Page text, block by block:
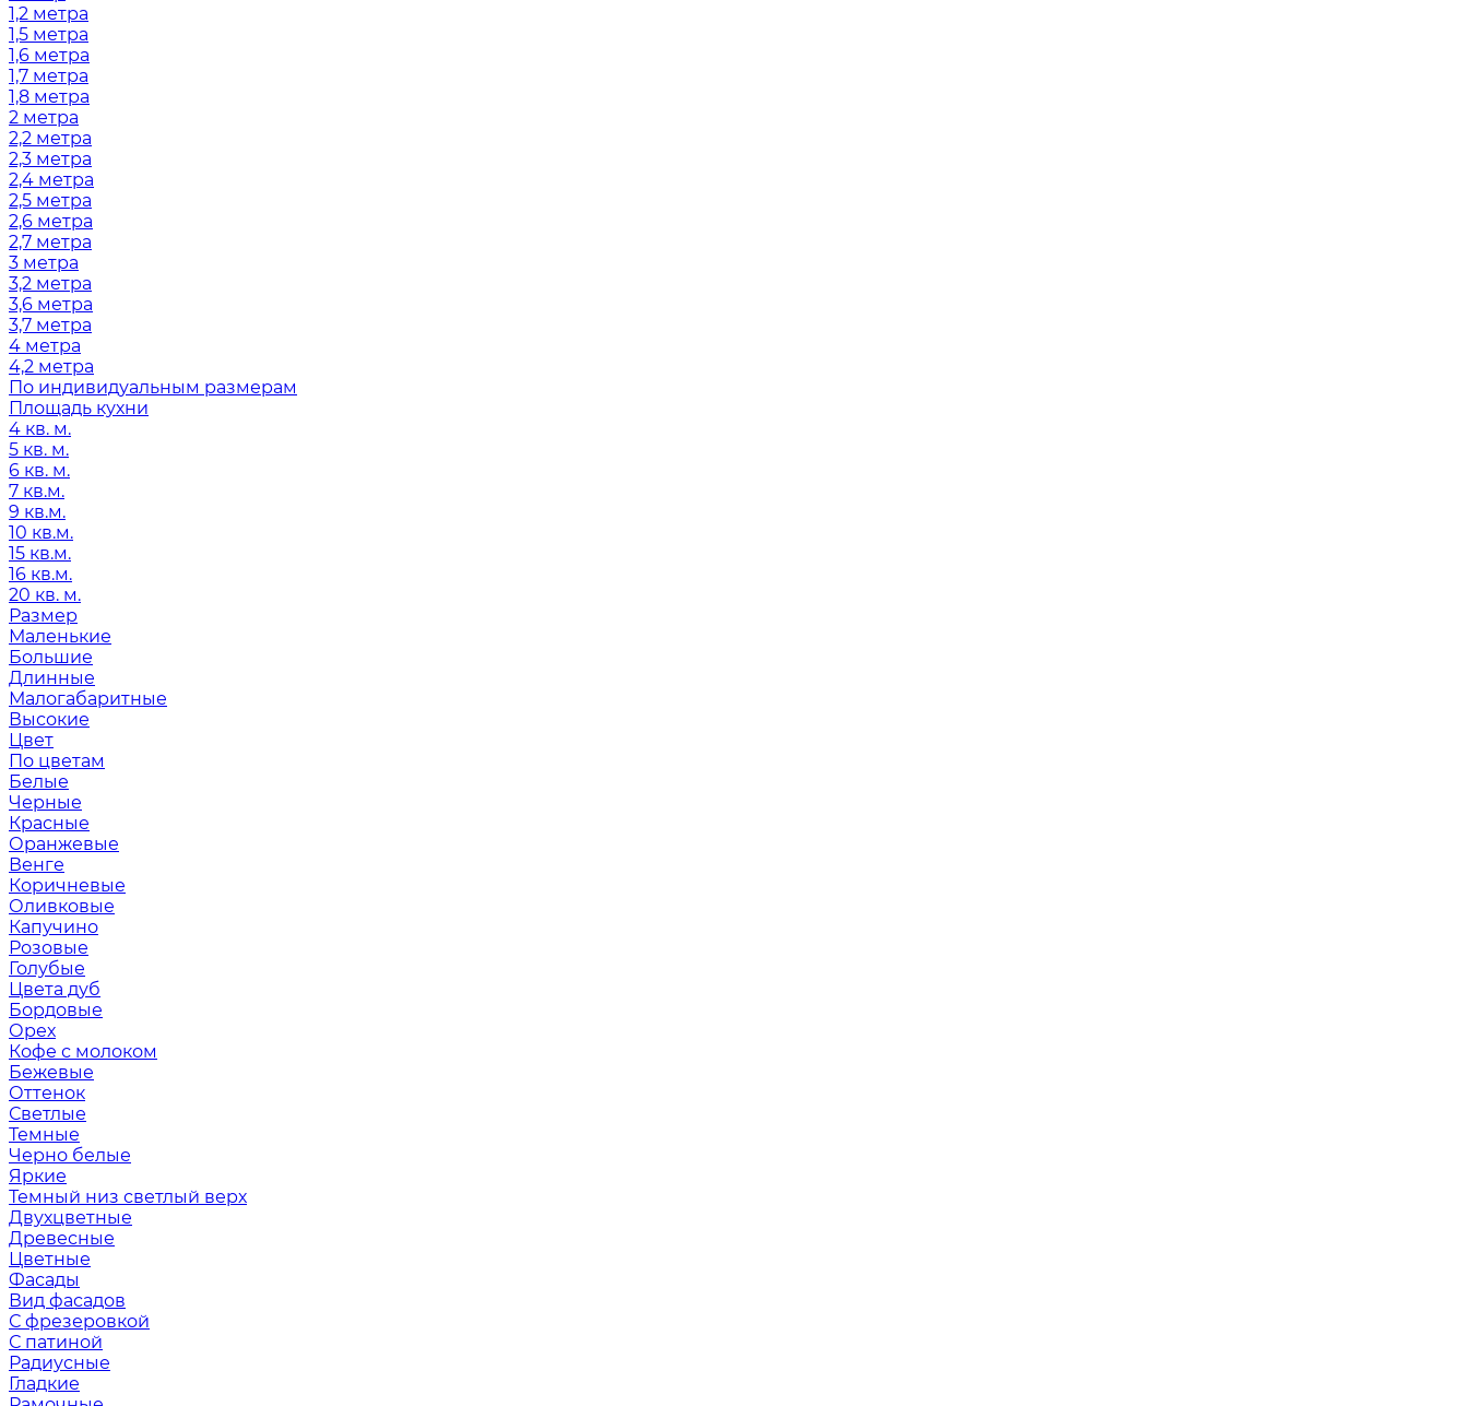
1,2 метра
1,5 метра
1,6 метра
1,7 метра
1,8 метра
2 метра
2,2 метра
2,3 метра
2,4 метра
2,5 метра
2,6 метра
2,7 метра
3 метра
3,2 метра
3,6 метра
3,7 метра
4 метра
4,2 метра
По индивидуальным размерам
Площадь кухни
4 кв. м.
5 кв. м.
6 кв. м.
7 кв.м.
9 кв.м.
10 кв.м.
15 кв.м.
16 кв.м.
20 кв. м.
Размер
Маленькие
Большие
Длинные
Малогабаритные
Высокие
Цвет
По цветам
Белые
Черные
Красные
Оранжевые
Венге
Коричневые
Оливковые
Капучино
Розовые
Голубые
Цвета дуб
Бордовые
Орех
Кофе с молоком
Бежевые
Оттенок
Светлые
Темные
Черно белые
Яркие
Темный низ светлый верх
Двухцветные
Древесные
Цветные
Фасады
Вид фасадов
С фрезеровкой
С патиной
Радиусные
Гладкие